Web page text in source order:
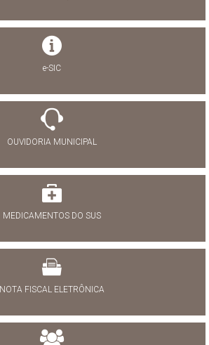
e-SIC
OUVIDORIA MUNICIPAL
MEDICAMENTOS DO SUS
NOTA FISCAL ELETRÔNICA